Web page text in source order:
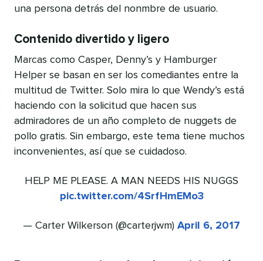
una persona detrás del nonmbre de usuario.
Contenido divertido y ligero
Marcas como Casper, Denny’s y Hamburger
Helper se basan en ser los comediantes entre la
multitud de Twitter. Solo mira lo que Wendy’s está
haciendo con la solicitud que hacen sus
admiradores de un año completo de nuggets de
pollo gratis. Sin embargo, este tema tiene muchos
inconvenientes, así que se cuidadoso.
HELP ME PLEASE. A MAN NEEDS HIS NUGGS
pic.twitter.com/4SrfHmEMo3
— Carter Wilkerson (@carterjwm) April 6, 2017